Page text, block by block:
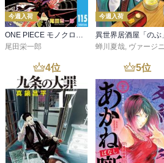
今週入荷
尾田栄一郎
今週入荷
蝉川夏哉 ヴァージニア二等兵
4位 5位